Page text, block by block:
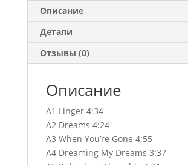
Описание
Детали
Отзывы (0)
Описание
A1 Linger 4:34
A2 Dreams 4:24
A3 When You’re Gone 4:55
A4 Dreaming My Dreams 3:37